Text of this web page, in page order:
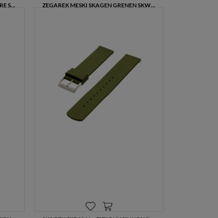
ZEGAREK MĘSKI SKAGEN SIGNATURE SKW6540 CZARNY + GRAWER GRATIS ZEGAREK MĘSKI SKAGEN GRENEN SKW6536 SKÓRZANY PASEK + GRAWER GRATIS